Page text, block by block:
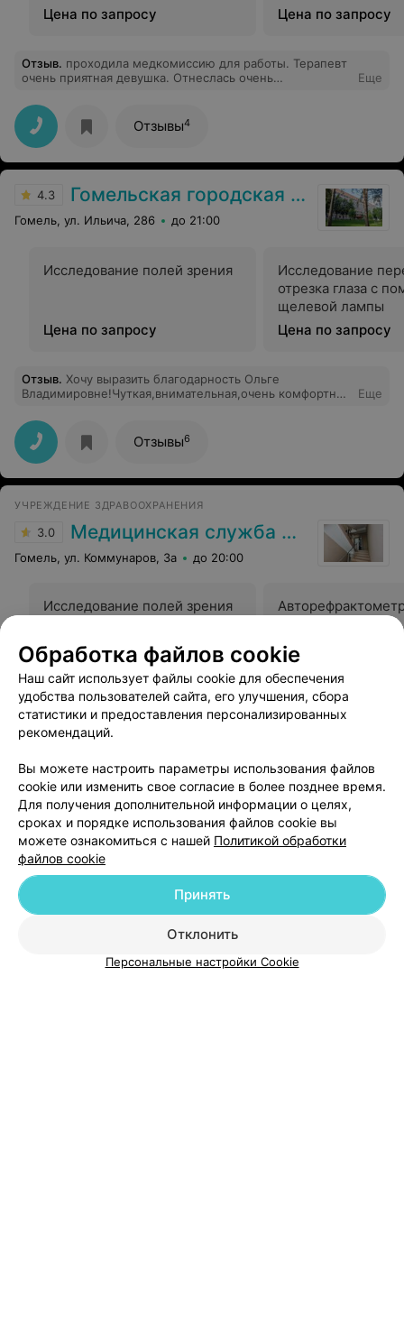
Цена по запросу
Цена по запросу
Отзыв. проходила медкомиссию для работы. Терапевт
очень приятная девушка. Отнеслась очень
В процедурном кабинете медсестры
профессиональны, всё быстро и качественно. Я
осталась очень довольной
Еще
Отзывы4
4.3 Гомельская городская клиническая больница №3
Гомель, ул. Ильича, 286 до 21:00
Исследование полей зрения
Цена по запросу
Исследование
отрезка глаза с
щелевой лампы
Цена по запросу
Отзыв. Хочу выразить благодарность Ольге
Владимировне!Чуткая,внимательная,очень комфортно
проблем,так как некоторые врачи этого не заметили и
поставили не верный диагноз.Благодаря ей я смогла
стать мамой! Ольга Владимировна подобрала мне
соответствующее гормональное лечение и
поддержала меня!!Очень важно найти своего
сможешь доверить самое дорогое,это свое здоровье!!
Рекомендую Ольгу Владимировну от всей души!!!Она
супер!!!
Еще
Отзывы6
УЧРЕЖДЕНИЕ ЗДРАВООХРАНЕНИЯ
3.0 Медицинская служба ДФиТ МВД по Гомельской области
Гомель, ул. Коммунаров, 3а до 20:00
Исследование полей зрения
Отзыв. Проблема с дозвоном была выявлена в
оборудовании на телефонной линии. В результате чего
звонки перехватывались оборудованием и не доходили
до регистратуры. Всё исправлено, устранено и
проверено. Проблема устранена. Приносим извинения.
Добавить компанию
Обработка файлов cookie
Наш сайт использует файлы cookie для обеспечения
удобства пользователей сайта, его улучшения, сбора
статистики и предоставления персонализированных
рекомендаций.
Вы можете настроить параметры использования файлов
cookie или изменить свое согласие в более позднее время.
Для получения дополнительной информации о целях,
сроках и порядке использования файлов cookie вы
можете ознакомиться с нашей Политикой обработки
файлов cookie
Отклонить
Принять
Персональные настройки Cookie